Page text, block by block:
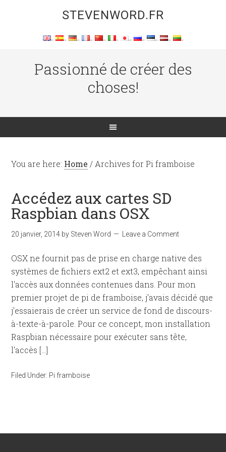
STEVENWORD.FR
Passionné de créer des
choses!
You are here: Home / Archives for Pi framboise
Accédez aux cartes SD
Raspbian dans OSX
20 janvier, 2014 by Steven Word Leave a Comment
OSX ne fournit pas de prise en charge native des
systèmes de fichiers ext2 et ext3, empêchant ainsi
l'accès aux données contenues dans. Pour mon
premier projet de pi de framboise, j'avais décidé que
j'essaierais de créer un service de fond de discours-
à-texte-à-parole. Pour ce concept, mon installation
Raspbian nécessaire pour exécuter sans tête,
l'accès […]
Filed Under: Pi framboise